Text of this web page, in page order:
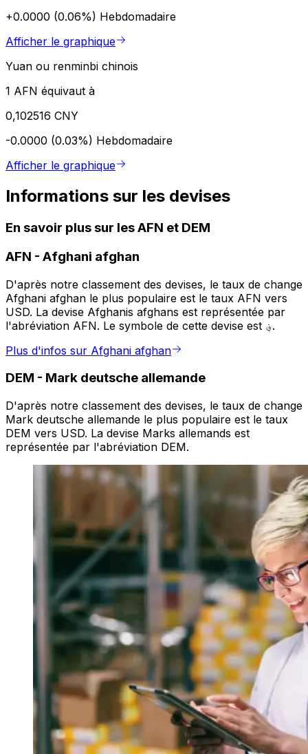
+0.0000 (0.06%) Hebdomadaire
Afficher le graphique
Yuan ou renminbi chinois
1 AFN équivaut à
0,102516 CNY
-0.0000 (0.03%) Hebdomadaire
Afficher le graphique
Informations sur les devises
En savoir plus sur les AFN et DEM
AFN - Afghani afghan
D'après notre classement des devises, le taux de change
Afghani afghan le plus populaire est le taux AFN vers
USD. La devise Afghanis afghans est représentée par
l'abréviation AFN. Le symbole de cette devise est ؋.
Plus d'infos sur Afghani afghan
DEM - Mark deutsche allemande
D'après notre classement des devises, le taux de change
Mark deutsche allemande le plus populaire est le taux
DEM vers USD. La devise Marks allemands est
représentée par l'abréviation DEM.